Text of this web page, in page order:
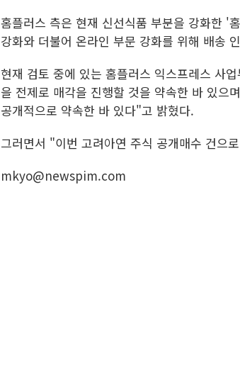
홈플러스 측은 현재 신선식품 부분을 강화한 '
강화와 더불어 온라인 부문 강화를 위해 배송
현재 검토 중에 있는 홈플러스 익스프레스 사
을 전제로 매각을 진행할 것을 약속한 바 있으
공개적으로 약속한 바 있다"고 밝혔다.
그러면서 "이번 고려아연 주식 공개매수 건으
mkyo@newspim.com